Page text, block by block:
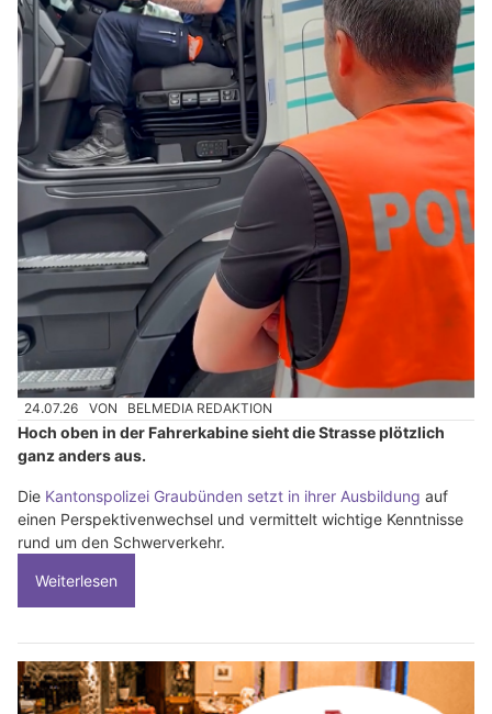
24.07.26 VON BELMEDIA REDAKTION
Hoch oben in der Fahrerkabine sieht die Strasse plötzlich
ganz anders aus.
Die Kantonspolizei Graubünden setzt in ihrer Ausbildung auf
einen Perspektivenwechsel und vermittelt wichtige Kenntnisse
rund um den Schwerverkehr.
Weiterlesen